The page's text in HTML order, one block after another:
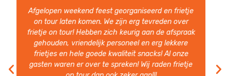
Heerlijke Friet en snacks. Hele vriendelijke en
vlotte bediening. Ruim van te voren aanwezig.
Volgend jaar nodigen we ze zeer zeker weer uit.
Ben Heesakkers
via Google